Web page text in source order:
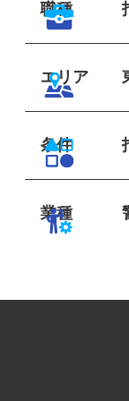
職種
エリア
条件
業種